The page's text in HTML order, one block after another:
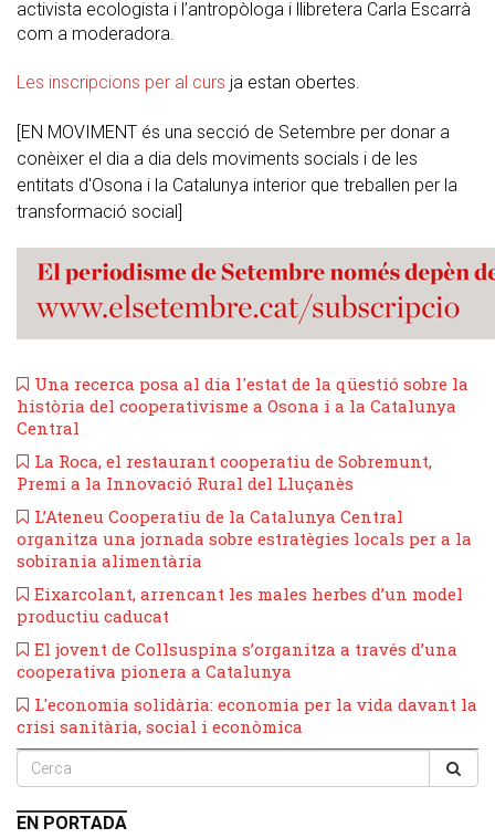
activista ecologista i l’antropòloga i llibretera Carla Escarrà
com a moderadora.
Les inscripcions per al curs ja estan obertes.
[EN MOVIMENT és una secció de Setembre per donar a
conèixer el dia a dia dels moviments socials i de les
entitats d'Osona i la Catalunya interior que treballen per la
transformació social]
Una recerca posa al dia l'estat de la qüestió sobre la
història del cooperativisme a Osona i a la Catalunya
Central
​La Roca, el restaurant cooperatiu de Sobremunt,
Premi a la Innovació Rural del Lluçanès
L’Ateneu Cooperatiu de la Catalunya Central
organitza una jornada sobre estratègies locals per a la
sobirania alimentària
Eixarcolant, arrencant les males herbes d’un model
productiu caducat
​El jovent de Collsuspina s’organitza a través d’una
cooperativa pionera a Catalunya
L'economia solidària: economia per la vida davant la
crisi sanitària, social i econòmica
EN PORTADA